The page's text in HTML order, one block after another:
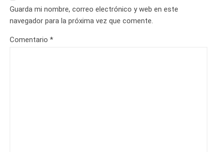
Guarda mi nombre, correo electrónico y web en este
navegador para la próxima vez que comente.
Comentario *